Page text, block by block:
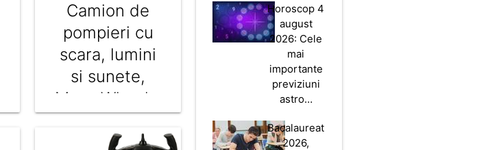
Camion de
pompieri cu
scara, lumini
si sunete,
Maxx Wheels,
1:16
Horoscop 4
august
2026: Cele
mai
importante
previziuni
astro…
Bacalaureat
2026,